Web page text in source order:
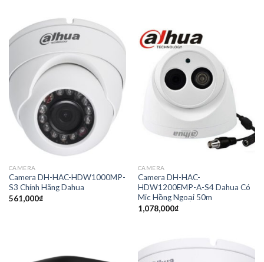
CAMERA
Camera DH-HAC-HDW1000MP-
S3 Chính Hãng Dahua
561,000₫
CAMERA
Camera DH-HAC-
HDW1200EMP-A-S4 Dahua Có
Mic Hồng Ngoại 50m
1,078,000₫